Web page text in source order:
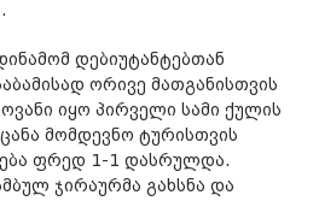
დებიუტანტებთან
ორივე მათგანისთვის
იყო პირველი სამი ქულის
მომდევნო ტურისთვის
ფრედ 1-1 დასრულდა.
ჯირაურმა გახსნა და